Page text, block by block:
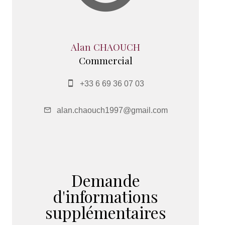
Alan CHAOUCH
Commercial
+33 6 69 36 07 03
alan.chaouch1997@gmail.com
Demande
d'informations
supplémentaires